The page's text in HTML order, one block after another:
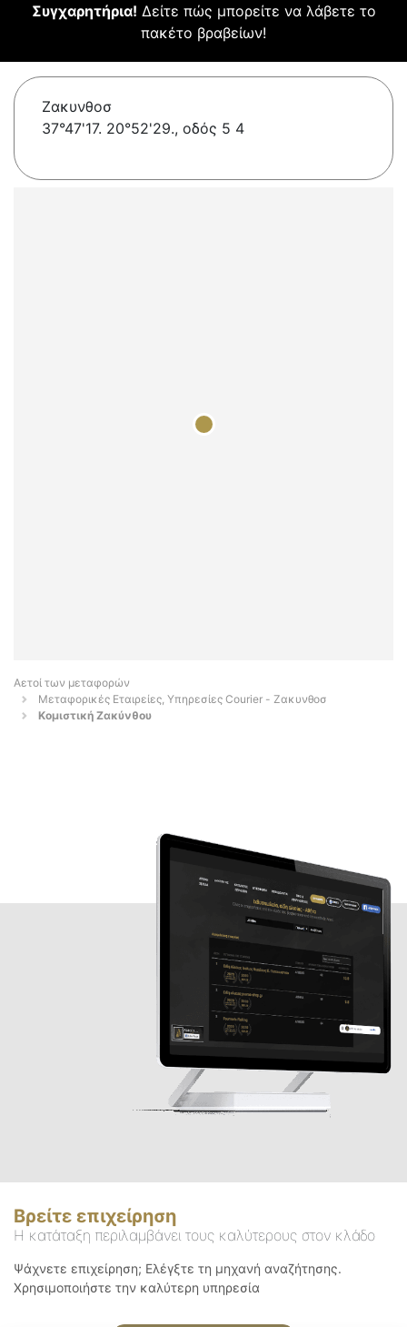
Συγχαρητήρια! Δείτε πώς μπορείτε να λάβετε το
πακέτο βραβείων!
Ζακυνθοσ
37°47'17. 20°52'29., οδός 5 4
Αετοί των μεταφορών
Μεταφορικές Εταιρείες, Υπηρεσίες Courier - Ζακυνθοσ
Κομιστική Ζακύνθου
Βρείτε επιχείρηση
Η κατάταξη περιλαμβάνει τους καλύτερους στον κλάδο
Ψάχνετε επιχείρηση; Ελέγξτε τη μηχανή αναζήτησης.
Χρησιμοποιήστε την καλύτερη υπηρεσία